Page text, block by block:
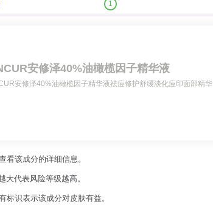
1
安修泽40%油橄榄因子精华液
安修泽40%油橄榄因子精华液祛痘修护舒缓淡化痘印面部精华
看该成分的详细信息。
大代表风险等级越高。
标识表示该成分对皮肤有益。